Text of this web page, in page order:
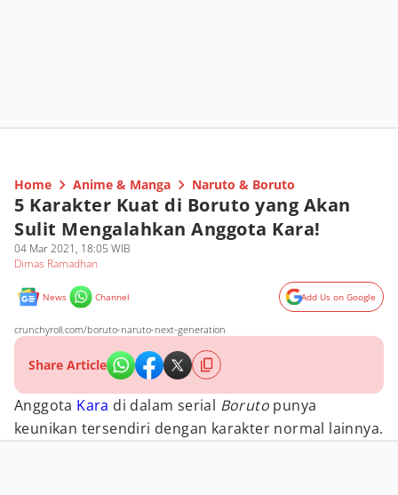
Home Anime & Manga Naruto & Boruto
5 Karakter Kuat di Boruto yang Akan
Sulit Mengalahkan Anggota Kara!
04 Mar 2021, 18:05 WIB
Dimas Ramadhan
News Channel Add Us on Google
crunchyroll.com/boruto-naruto-next-generation
Share Article
Anggota Kara di dalam serial Boruto punya
keunikan tersendiri dengan karakter normal lainnya.